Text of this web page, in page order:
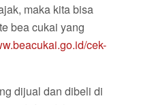
maka kita bisa
bea cukai yang
cek-
dijual dan dibeli di